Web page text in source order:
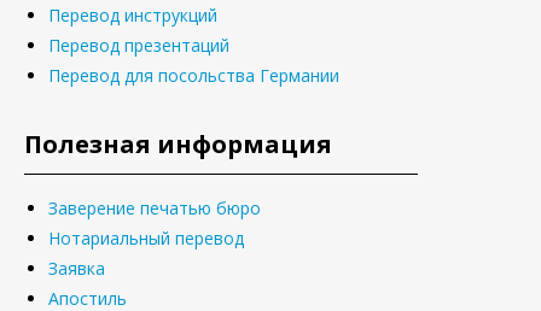
Перевод инструкций
Перевод презентаций
Перевод для посольства Германии
Полезная информация
Заверение печатью бюро
Нотариальный перевод
Заявка
Апостиль